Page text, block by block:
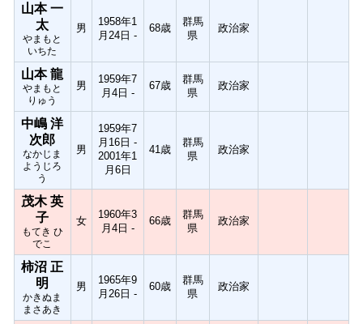
山本 一
太
やまもと
いちた
男
1958年1
月24日 -
68歳
群馬
県
政治家
山本 龍
やまもと
りゅう
男
1959年7
月4日 -
67歳
群馬
県
政治家
中嶋 洋
次郎
なかじま
ようじろ
う
男
1959年7
月16日 -
2001年1
月6日
41歳
群馬
県
政治家
茂木 英
子
もてき ひ
でこ
女
1960年3
月4日 -
66歳
群馬
県
政治家
柿沼 正
明
かきぬま
まさあき
男
1965年9
月26日 -
60歳
群馬
県
政治家